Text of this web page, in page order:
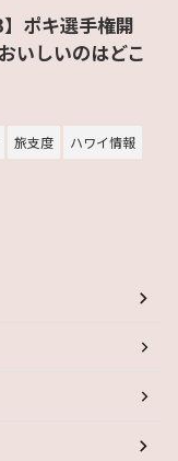
】ポキ選手権開
いしいのはどこ
旅支度 ハワイ情報